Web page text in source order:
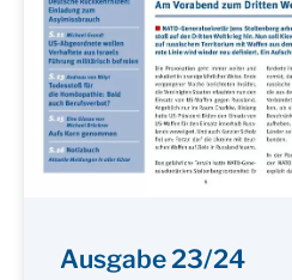
Ausgabe 23/24